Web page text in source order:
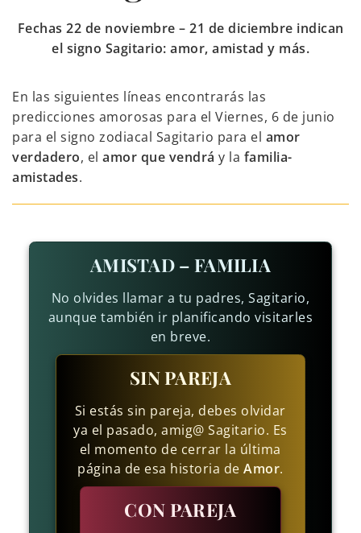
Fechas 22 de noviembre – 21 de diciembre indican
el signo Sagitario: amor, amistad y más.
En las siguientes líneas encontrarás las
predicciones amorosas para el Viernes, 6 de junio
para el signo zodiacal Sagitario para el amor
verdadero, el amor que vendrá y la familia-
amistades.
AMISTAD – FAMILIA
No olvides llamar a tu padres, Sagitario,
aunque también ir planificando visitarles
en breve.
SIN PAREJA
Si estás sin pareja, debes olvidar
ya el pasado, amig@ Sagitario. Es
el momento de cerrar la última
página de esa historia deAmor.
CON PAREJA